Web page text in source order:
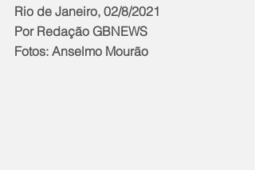
Rio de Janeiro, 02/8/2021
Por Redação GBNEWS
Fotos: Anselmo Mourão